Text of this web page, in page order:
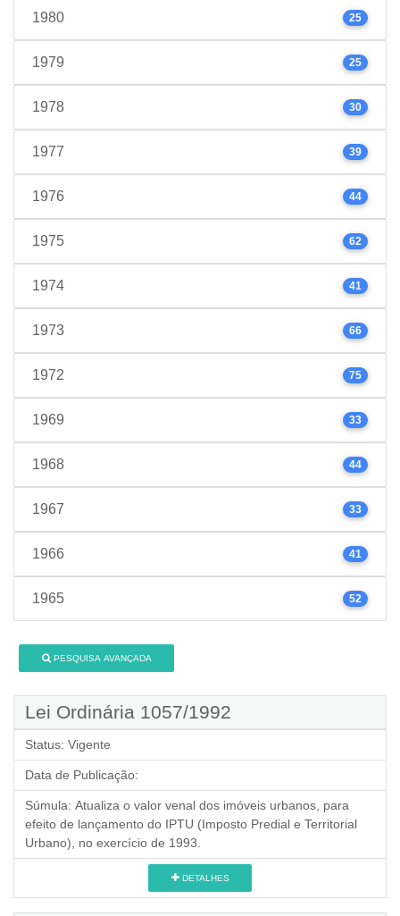
1980 25
1979 25
1978 30
1977 39
1976 44
1975 62
1974 41
1973 66
1972 75
1969 33
1968 44
1967 33
1966 41
1965 52
PESQUISA AVANÇADA
Lei Ordinária 1057/1992
Status: Vigente
Data de Publicação:
Súmula: Atualiza o valor venal dos imóveis urbanos, para
efeito de lançamento do IPTU (Imposto Predial e Territorial
Urbano), no exercício de 1993.
DETALHES